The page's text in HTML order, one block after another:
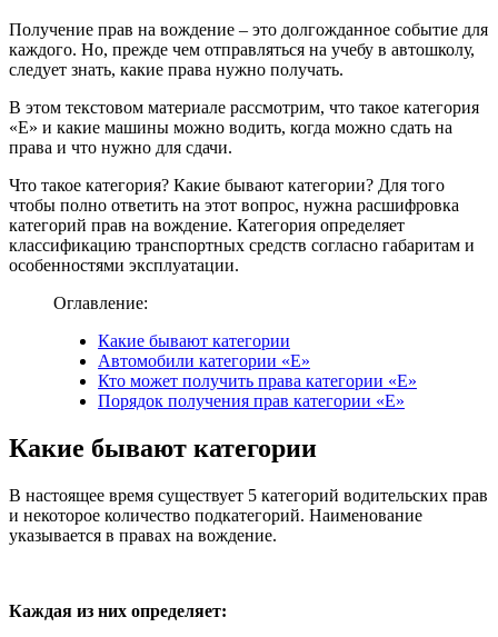
Получение прав на вождение – это долгожданное событие для
каждого. Но, прежде чем отправляться на учебу в автошколу,
следует знать, какие права нужно получать.
В этом текстовом материале рассмотрим, что такое категория
«Е» и какие машины можно водить, когда можно сдать на
права и что нужно для сдачи.
Что такое категория? Какие бывают категории? Для того
чтобы полно ответить на этот вопрос, нужна расшифровка
категорий прав на вождение. Категория определяет
классификацию транспортных средств согласно габаритам и
особенностями эксплуатации.
Оглавление:
Какие бывают категории
Автомобили категории «Е»
Кто может получить права категории «Е»
Порядок получения прав категории «Е»
Какие бывают категории
В настоящее время существует 5 категорий водительских прав
и некоторое количество подкатегорий. Наименование
указывается в правах на вождение.
Каждая из них определяет: